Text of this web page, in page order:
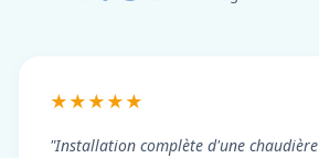
★★★★★
"Installation complète d'une chaudière